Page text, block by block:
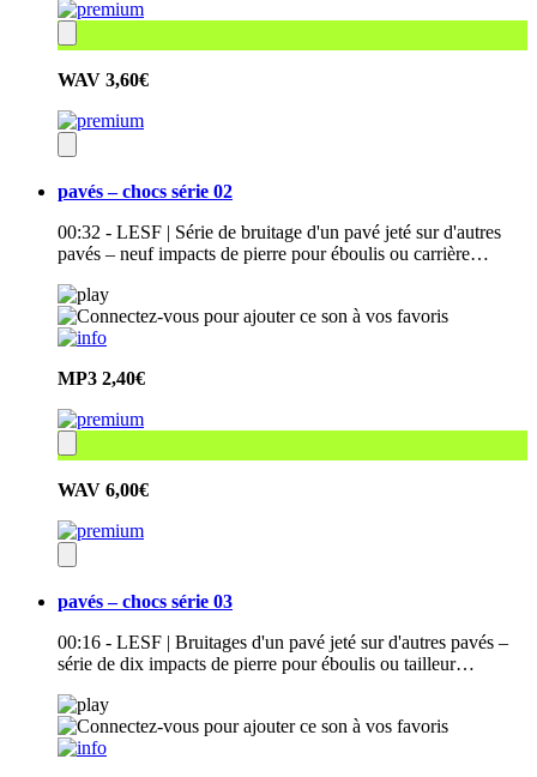
WAV 3,60€
pavés – chocs série 02
00:32 - LESF | Série de bruitage d'un pavé jeté sur d'autres
pavés – neuf impacts de pierre pour éboulis ou carrière…
MP3 2,40€
WAV 6,00€
pavés – chocs série 03
00:16 - LESF | Bruitages d'un pavé jeté sur d'autres pavés –
série de dix impacts de pierre pour éboulis ou tailleur…